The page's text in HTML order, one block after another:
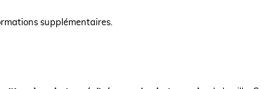
supplémentaires.